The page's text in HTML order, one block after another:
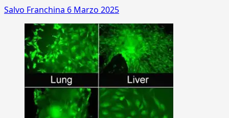
Salvo Franchina 6 Marzo 2025